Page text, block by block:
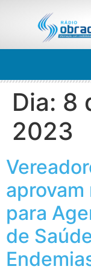
Dia: 8
2023
aprovam
para
de